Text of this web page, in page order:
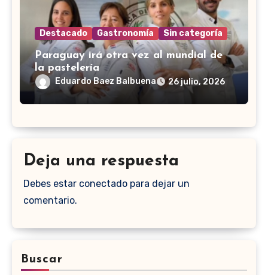
Destacado Gastronomía Sin categoría
Paraguay irá otra vez al mundial de
la pastelería
Eduardo Baez Balbuena 26 julio, 2026
Deja una respuesta
Debes estar conectado para dejar un
comentario.
Buscar